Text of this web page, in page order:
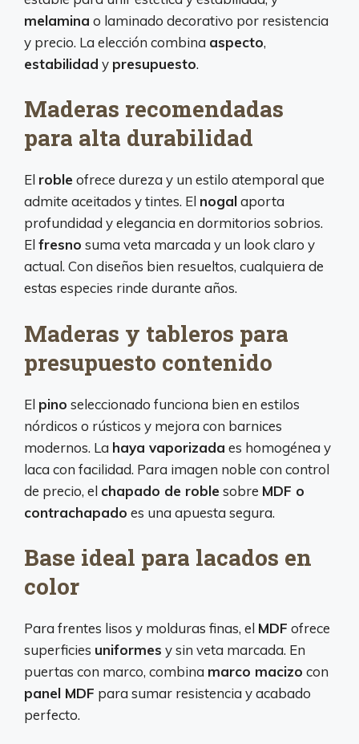
melamina o laminado decorativo por resistencia
y precio. La elección combina aspecto,
estabilidad y presupuesto.
Maderas recomendadas
para alta durabilidad
El roble ofrece dureza y un estilo atemporal que
admite aceitados y tintes. El nogalaporta
profundidad y elegancia en dormitorios sobrios.
Elfresno suma veta marcada y un look claro y
actual. Con diseños bien resueltos, cualquiera de
estas especies rinde durante años.
Maderas y tableros para
presupuesto contenido
El pino seleccionado funciona bien en estilos
nórdicos o rústicos y mejora con barnices
modernos. La haya vaporizada es homogénea y
laca con facilidad. Para imagen noble con control
de precio, el chapado de roble sobre MDF o
contrachapado es una apuesta segura.
Base ideal para lacados en
color
Para frentes lisos y molduras finas, el MDF ofrece
superficies uniformes y sin veta marcada. En
puertas con marco, combina marco macizo con
panel MDF para sumar resistencia y acabado
perfecto.